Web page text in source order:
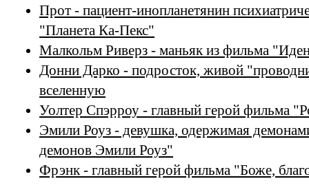
Прот - пациент-инопланетянин
"Планета Ка-Пекс"
Малкольм Риверз - маньяк из фильма
Донни Дарко - подросток, живой
вселенную
Уолтер Спэрроу - главный герой фильма
Эмили Роуз - девушка, одержимая
демонов Эмили Роуз"
Фрэнк - главный герой фильма "Боже,